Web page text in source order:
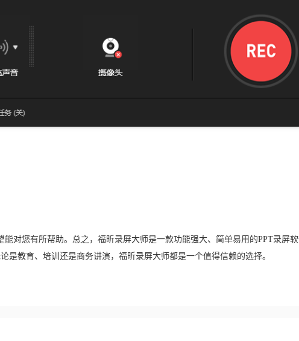
能对您有所帮助。总之，福昕录屏大师是一款功能强大、简单易用的PPT录屏
是教育、培训还是商务讲演，福昕录屏大师都是一个值得信赖的选择。